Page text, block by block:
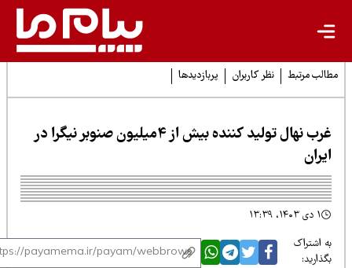
مرتبط نظر کاربران پربازدیدها
غرب نهال تولید کننده بیش از 4میلیون صنوبر نیگرا در
اشتراک